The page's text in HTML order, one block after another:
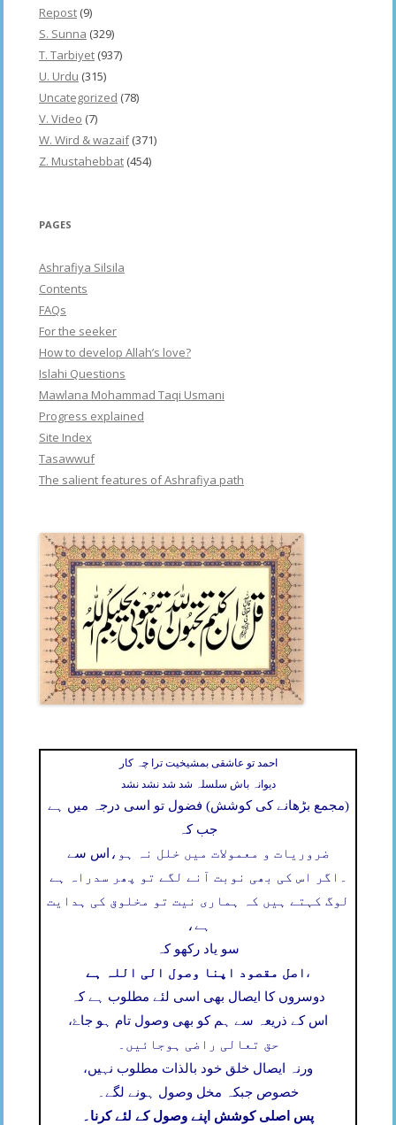
Repost (9)
S. Sunna (329)
T. Tarbiyet (937)
U. Urdu (315)
Uncategorized (78)
V. Video (7)
W. Wird & wazaif(371)
Z. Mustahebbat (454)
PAGES
Ashrafiya Silsila
Contents
FAQs
For the seeker
How to develop Allah’s love?
Islahi Questions
Mawlana Mohammad Taqi Usmani
Progress explained
Site Index
Tasawwuf
The salient features of Ashrafiya path
احمد تو عاشقی بمشیخیت ترا چہ کار
دیوانہ باش سلسلہ شد شد نشد نشد
(مجمع بڑھانے کی کوشش) فضول تو اسی درجہ میں ہے
جب کہ
اس سے ضروریات و معمولات میں خلل نہ ہو،
اگر اس کی بھی نوبت آنے لگے تو پھر سدراہ ہے
لوگ کہتے ہیں کہ ہماری نیت تو مخلوق کی ہدایت
ہے،
سو یاد رکھو کہ
اصل مقصود اپنا وصول الی اللہ ہے ،
دوسروں کا ایصال بھی اسی لئے مطلوب ہے کہ
اس کے ذریعہ سے ہم کو بھی وصول تام ہو جاۓ،
حق تعالی راضی ہوجائیں۔
ورنہ ایصال خلق خود بالذات مطلوب نہیں،
خصوص جبکہ مخل وصول ہونے لگے۔
پس اصلی کوشش اپنے وصول کے لئے کرنا۔